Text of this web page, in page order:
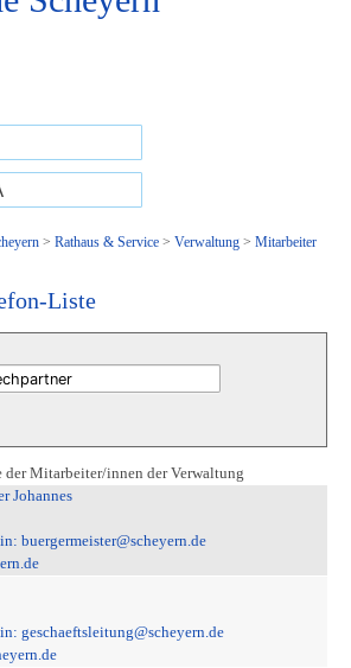
zur Startseite springen.
> Rathaus & Service> Verwaltung> Mitarbeiter
Liste
der Mitarbeiter/innen der Verwaltung
Johannes